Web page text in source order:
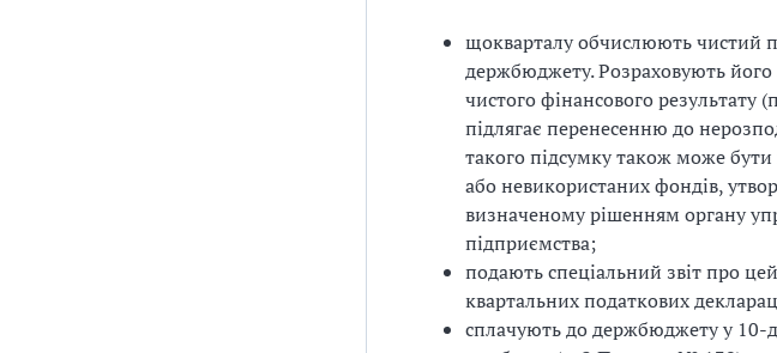
щокварталу обчислюють чистий
держбюджету. Розраховують
чистого фінансового результату
підлягає перенесенню до
такого підсумку також може
або невикористаних фондів,
визначеному рішенням органу
підприємства;
подають спеціальний звіт про
квартальних податкових
сплачують до держбюджету у 10-